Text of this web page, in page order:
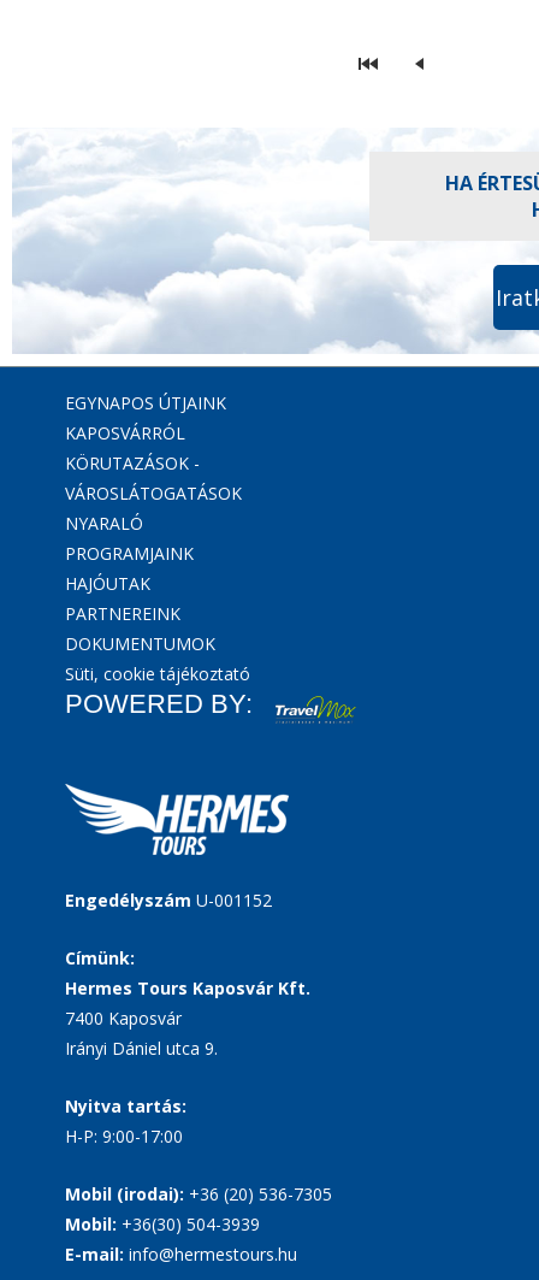
HA
EGYNAPOS ÚTJAINK
KAPOSVÁRRÓL
KÖRUTAZÁSOK -
VÁROSLÁTOGATÁSOK
NYARALÓ
PROGRAMJAINK
HAJÓUTAK
PARTNEREINK
DOKUMENTUMOK
Süti, cookie tájékoztató
POWERED BY:
Engedélyszám U-001152
Címünk:
Hermes Tours Kaposvár Kft.
7400 Kaposvár
Irányi Dániel utca 9.
Nyitva tartás:
H-P: 9:00-17:00
Mobil (irodai): +36 (20) 536-7305
Mobil: +36(30) 504-3939
E-mail: info@hermestours.hu